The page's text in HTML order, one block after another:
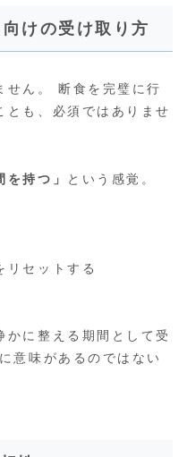
けの受け取り方
せん。 断食を完璧に行
とも、必須ではありませ
を持つ」 という感覚。
リセットする
に整える期間として受
意味があるのではない